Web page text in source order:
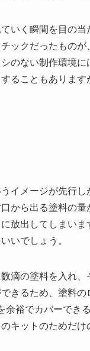
いく瞬間を目の
ックだったもの
のない制作環境
ることもありま
イメージが先行
から出る塗料の
放出してしまい
いでしょう。
滴の塗料を入れ
きるため、塗料
余裕でカバーでき
キットのためだ